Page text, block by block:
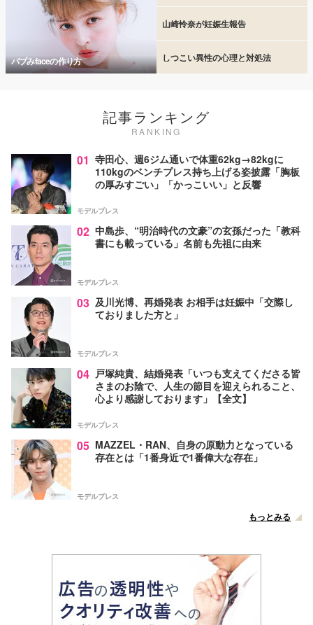
バブみfaceの作り方
山崎怜奈が妊娠生報告
しつこい異性の心理と対処法
記事ランキング
RANKING
01 寺田心、週6ジム通いで体重62kg→82kgに
110kgのベンチプレス持ち上げる姿披露「胸板
の厚みすごい」「かっこいい」と反響
モデルプレス
02 中島歩、“明治時代の文豪”の玄孫だった「教科
書にも載っている」名前も先祖に由来
モデルプレス
03 及川光博、再婚発表 お相手は妊娠中「交際し
ておりました方と」
モデルプレス
04 戸塚純貴、結婚発表「いつも支えてくださる皆
さまのお陰で、人生の節目を迎えられること、
心より感謝しております」【全文】
モデルプレス
05 MAZZEL・RAN、自身の原動力となっている
存在とは「1番身近で1番偉大な存在」
モデルプレス
もっとみる